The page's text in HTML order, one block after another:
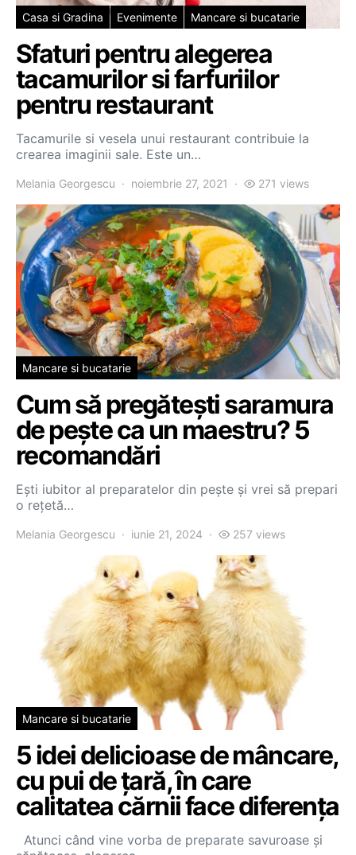
Casa si Gradina Evenimente Mancare si bucatarie
Sfaturi pentru alegerea
tacamurilor si farfuriilor
pentru restaurant
Tacamurile si vesela unui restaurant contribuie la
crearea imaginii sale. Este un…
Melania Georgescu noiembrie 27, 2021 271 views
Mancare si bucatarie
Cum să pregătești saramura
de pește ca un maestru? 5
recomandări
Ești iubitor al preparatelor din pește și vrei să prepari
o rețetă…
Melania Georgescu iunie 21, 2024 257 views
Mancare si bucatarie
5 idei delicioase de mâncare,
cu pui de țară, în care
calitatea cărnii face diferența
Atunci când vine vorba de preparate savuroase și